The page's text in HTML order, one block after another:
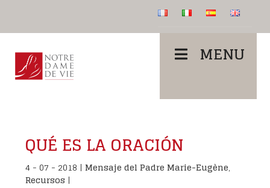
MENU
QUÉ ES LA ORACIÓN
4 - 07 - 2018 |Mensaje del Padre Marie-Eugène,
Recursos |